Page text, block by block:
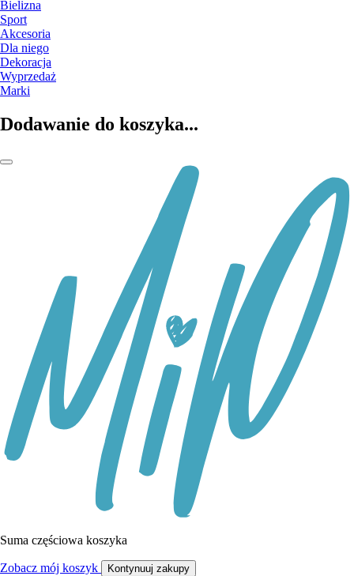
Bielizna
Sport
Akcesoria
Dla niego
Dekoracja
Wyprzedaż
Marki
Dodawanie do koszyka...
Suma częściowa koszyka
Zobacz mój koszyk Kontynuuj zakupy